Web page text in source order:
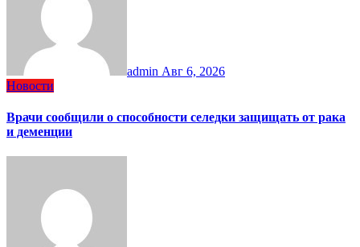
admin Авг 6, 2026
Новости
Врачи сообщили о способности селедки защищать от рака
и деменции